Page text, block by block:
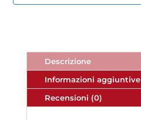
Descrizione
Informazioni aggiuntive
Recensioni (0)